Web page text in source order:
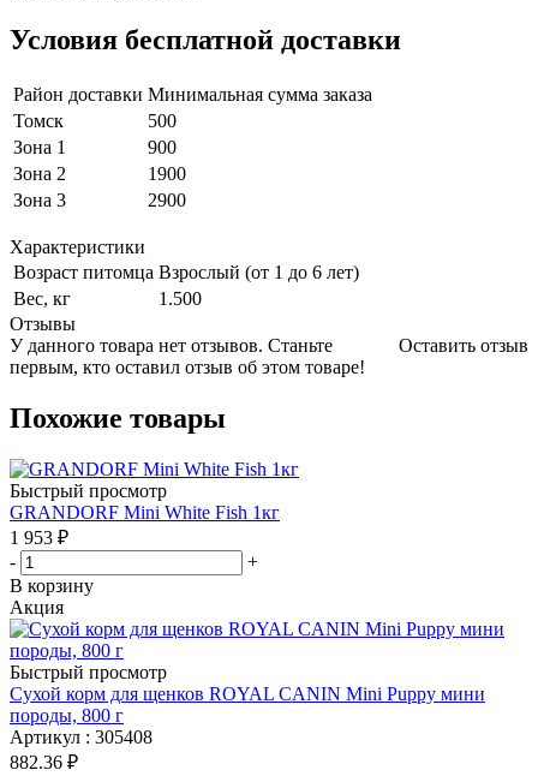
Условия бесплатной доставки
Район доставки Минимальная сумма заказа
Томск
500
Зона 1
900
Зона 2
1900
Зона 3
2900
Характеристики
Возраст питомца Взрослый (от 1 до 6 лет)
Вес, кг
1.500
Отзывы
Оставить отзыв
У данного товара нет отзывов. Станьте
первым, кто оставил отзыв об этом товаре!
Похожие товары
Быстрый просмотр
GRANDORF Mini White Fish 1кг
1 953 ₽
-
+
В корзину
Акция
Быстрый просмотр
Сухой корм для щенков ROYAL CANIN Mini Puppy мини
породы, 800 г
Артикул : 305408
882.36 ₽